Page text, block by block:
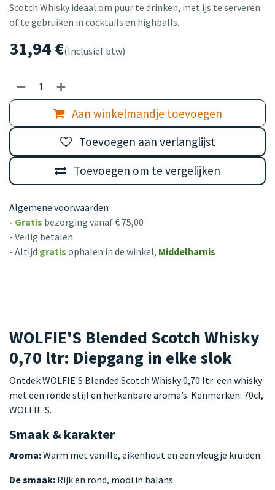
Scotch Whisky ideaal om puur te drinken, met ijs te serveren
of te gebruiken in cocktails en highballs.
31,94€(Inclusief btw)
Aan winkelmandje toevoegen
Toevoegen om te vergelijken
Toevoegen aan verlanglijst
Algemene voorwaarden
- Gratis bezorging vanaf € 75,00
- Veilig betalen
- Altijd gratis ophalen in de winkel, Middelharnis
WOLFIE'S Blended Scotch Whisky
0,70 ltr: Diepgang in elke slok
Ontdek WOLFIE'S Blended Scotch Whisky 0,70 ltr: een whisky
met een ronde stijl en herkenbare aroma’s. Kenmerken: 70cl,
WOLFIE'S.
Smaak & karakter
Aroma:Warm met vanille, eikenhout en een vleugje kruiden.
De smaak: Rijk en rond, mooi in balans.